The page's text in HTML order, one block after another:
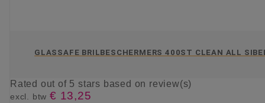
GLASSAFE BRILBESCHERMERS 400ST CLEAN ALL
Rated out of 5 stars based on review(s)
excl. btw € 13,25